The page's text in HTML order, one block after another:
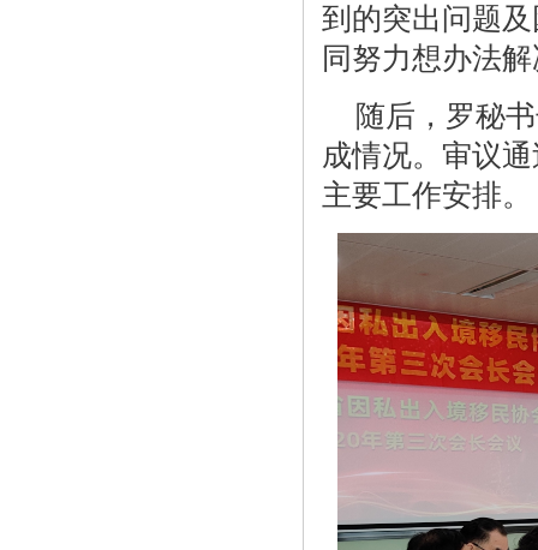
到的突出问题
同努力想办法
随后，罗秘书
成情况。审议
主要工作安排。